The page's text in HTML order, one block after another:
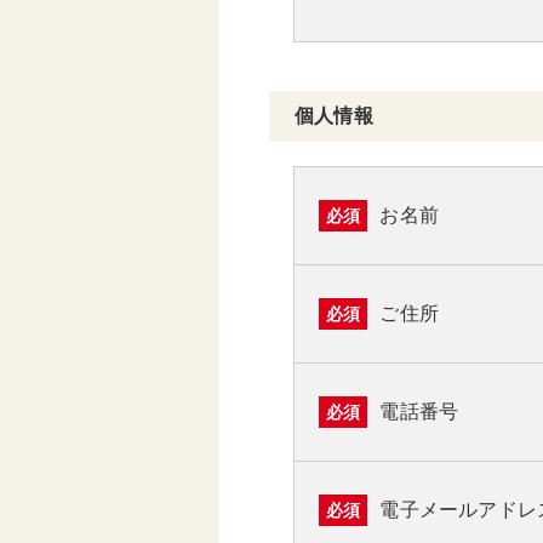
個人情報
必須 お名前
必須 ご住所
必須 電話番号
必須 電子メールアドレ